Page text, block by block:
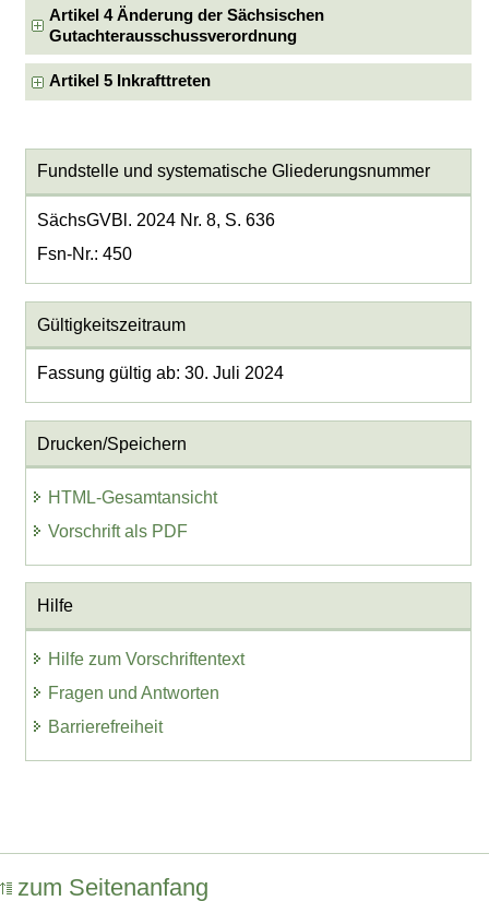
Artikel 4 Änderung der Sächsischen
Gutachterausschussverordnung
Artikel 5 Inkrafttreten
Fundstelle und systematische Gliederungsnummer
SächsGVBl. 2024 Nr. 8, S. 636
Fsn-Nr.: 450
Gültigkeitszeitraum
Fassung gültig ab: 30. Juli 2024
Drucken/Speichern
HTML-Gesamtansicht
Vorschrift als PDF
Hilfe
Hilfe zum Vorschriftentext
Fragen und Antworten
Barrierefreiheit
zum Seitenanfang